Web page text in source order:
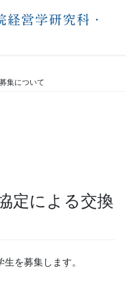
集について
定による交換
を募集します。